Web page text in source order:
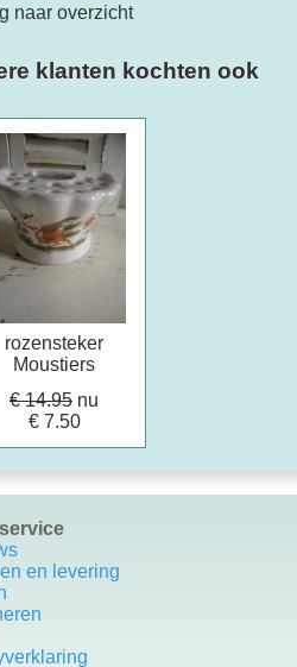
naar overzicht
klanten kochten ook
rozensteker
Moustiers
€ 14.95 nu
€ 7.50
en levering